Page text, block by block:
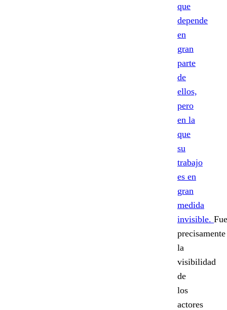
que
depende
en
gran
parte
de
ellos,
pero
en la
que
su
trabajo
es en
gran
medida
invisible. Fue
precisamente
la
visibilidad
de
los
actores